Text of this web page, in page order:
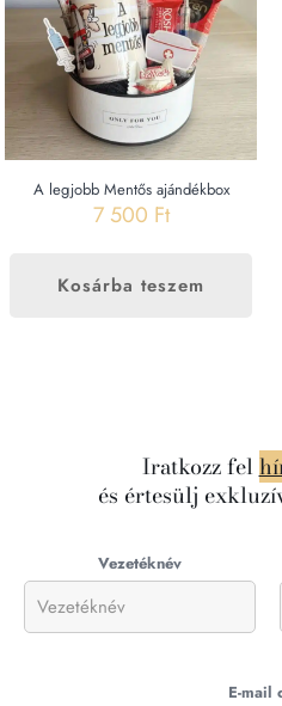
A legjobb Mentős ajándékbox
7 500 Ft
Kosárba teszem
Iratkozz fel
és értesülj
Vezetéknév
E-mail